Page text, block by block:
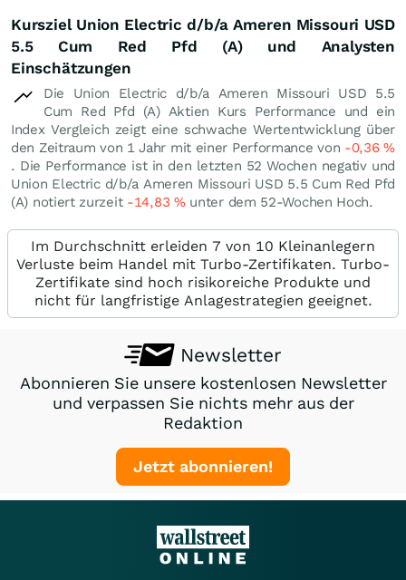
Kursziel Union Electric d/b/a Ameren Missouri USD
5.5 Cum Red Pfd (A) und Analysten
Einschätzungen
Die Union Electric d/b/a Ameren Missouri USD 5.5
Cum Red Pfd (A) Aktien Kurs Performance und ein
Index Vergleich zeigt eine schwache Wertentwicklung über
den Zeitraum von 1 Jahr mit einer Performance von -0,36%
. Die Performance ist in den letzten 52 Wochen negativ und
Union Electric d/b/a Ameren Missouri USD 5.5 Cum Red Pfd
(A) notiert zurzeit -14,83 %unter dem 52-Wochen Hoch.
Im Durchschnitt erleiden 7 von 10 Kleinanlegern
Verluste beim Handel mit Turbo-Zertifikaten. Turbo-
Zertifikate sind hoch risikoreiche Produkte und
nicht für langfristige Anlagestrategien geeignet.
Newsletter
Abonnieren Sie unsere kostenlosen Newsletter
und verpassen Sie nichts mehr aus der
Redaktion
Jetzt abonnieren!